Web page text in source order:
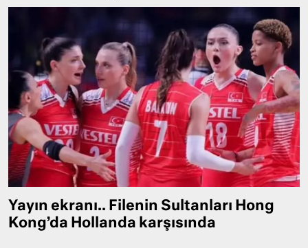
Yayın ekranı.. Filenin Sultanları Hong
Kong’da Hollanda karşısında